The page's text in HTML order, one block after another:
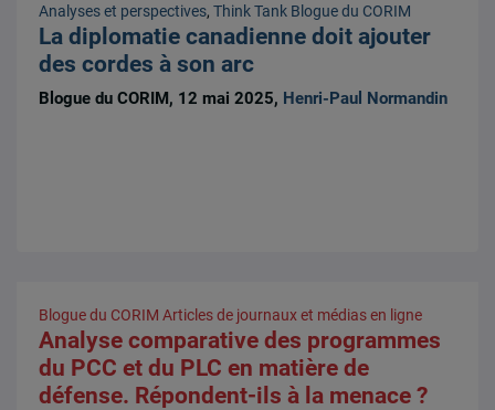
Analyses et perspectives,Think Tank Blogue du CORIM
La diplomatie canadienne doit ajouter
des cordes à son arc
Blogue du CORIM, 12 mai 2025, Henri-Paul Normandin
Blogue du CORIM Articles de journaux et médias en ligne
Analyse comparative des programmes
du PCC et du PLC en matière de
défense. Répondent-ils à la menace ?